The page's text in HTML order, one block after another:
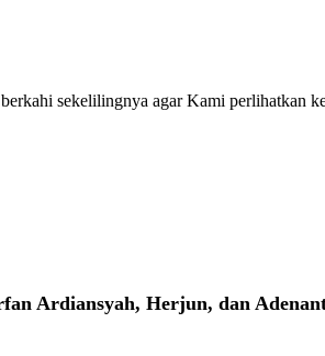
sekelilingnya agar Kami perlihatkan
Ardiansyah, Herjun, dan